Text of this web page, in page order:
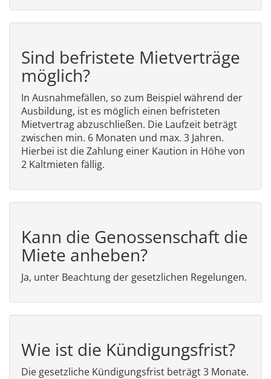
Sind befristete Mietverträge
möglich?
In Ausnahmefällen, so zum Beispiel während der
Ausbildung, ist es möglich einen befristeten
Mietvertrag abzuschließen. Die Laufzeit beträgt
zwischen min. 6 Monaten und max. 3 Jahren.
Hierbei ist die Zahlung einer Kaution in Höhe von
2 Kaltmieten fällig.
Kann die Genossenschaft die
Miete anheben?
Ja, unter Beachtung der gesetzlichen Regelungen.
Wie ist die Kündigungsfrist?
Die gesetzliche Kündigungsfrist beträgt 3 Monate.